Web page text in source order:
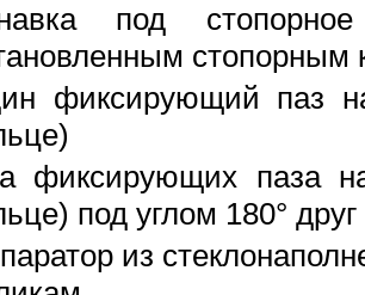
под
стопорным
фиксирующий паз
фиксирующих паза
под углом 180° друг
из